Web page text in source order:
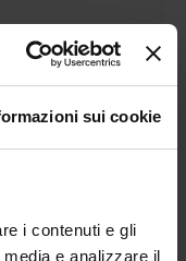
sui cookie
i contenuti e gli
e analizzare il
magnetoreologici